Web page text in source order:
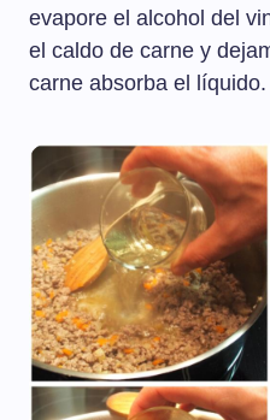
evapore el alcohol del
el caldo de carne y
carne absorba el líquido.